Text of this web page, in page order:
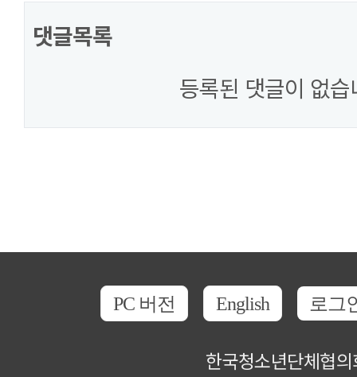
댓글목록
등록된 댓글이 없습
PC 버전 English 로그
한국청소년단체협